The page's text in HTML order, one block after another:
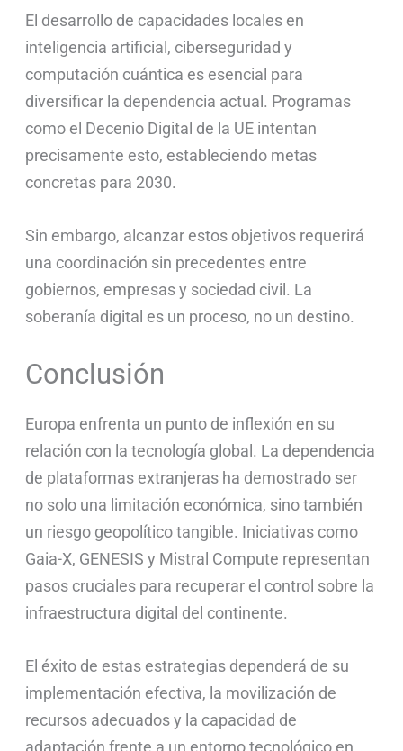
El desarrollo de capacidades locales en
inteligencia artificial, ciberseguridad y
computación cuántica es esencial para
diversificar la dependencia actual. Programas
como el Decenio Digital de la UE intentan
precisamente esto, estableciendo metas
concretas para 2030.
Sin embargo, alcanzar estos objetivos requerirá
una coordinación sin precedentes entre
gobiernos, empresas y sociedad civil. La
soberanía digital es un proceso, no un destino.
Conclusión
Europa enfrenta un punto de inflexión en su
relación con la tecnología global. La dependencia
de plataformas extranjeras ha demostrado ser
no solo una limitación económica, sino también
un riesgo geopolítico tangible. Iniciativas como
Gaia-X, GENESIS y Mistral Compute representan
pasos cruciales para recuperar el control sobre la
infraestructura digital del continente.
El éxito de estas estrategias dependerá de su
implementación efectiva, la movilización de
recursos adecuados y la capacidad de
adaptación frente a un entorno tecnológico en